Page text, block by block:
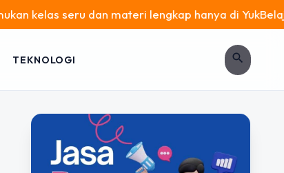
dan materi lengkap hanya di YukBelajar.com.
TEKNOLOGI search